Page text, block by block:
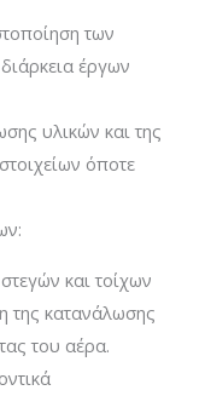
των
έργων
υλικών και της
όποτε
και τοίχων
της κατανάλωσης
του αέρα.